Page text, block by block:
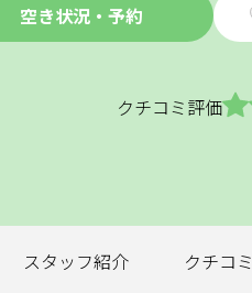
空き状況・予約
クチコミ評価
スタッフ紹介 クチコミ